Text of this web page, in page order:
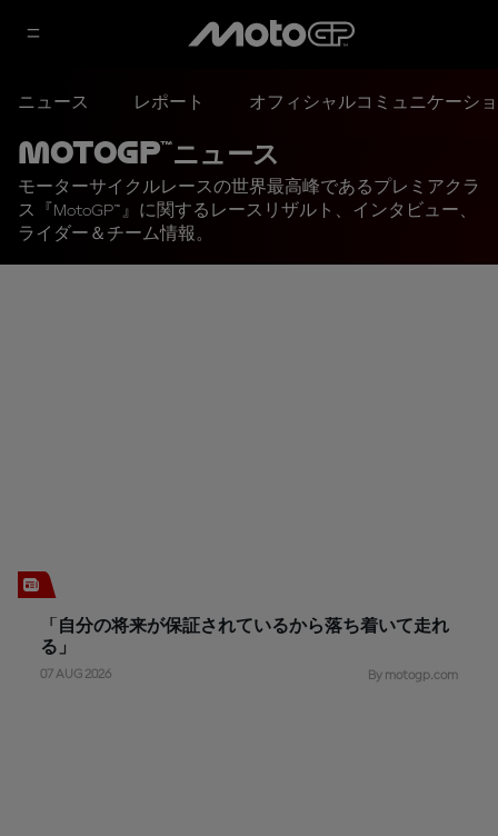
ニュース レポート オフィシャルコミュニケーシ
MotoGP™ニュース
モーターサイクルレースの世界最高峰であるプレミアクラ
ス『MotoGP™』に関するレースリザルト、インタビュー、
ライダー＆チーム情報。
「自分の将来が保証されているから落ち着いて走れ
る」
07 AUG 2026 By motogp.com